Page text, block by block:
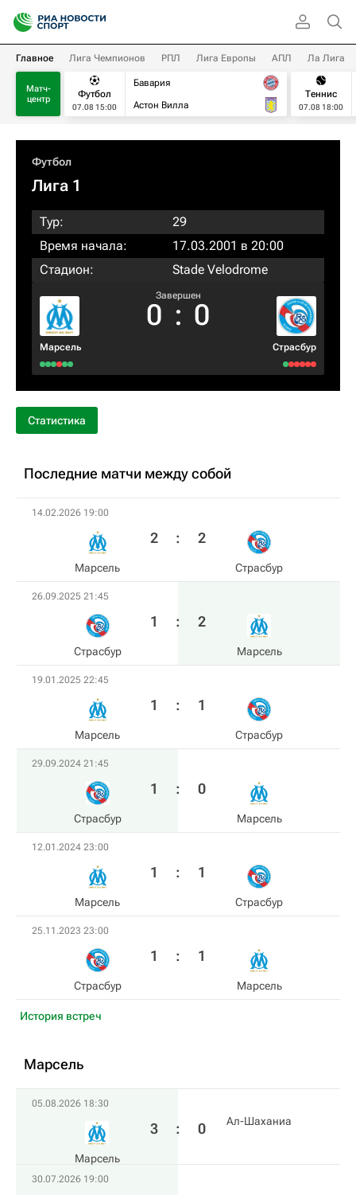
Главное Лига Чемпионов РПЛ Лига Европы АПЛ Ла Лига
Матч-
центр
Футбол
07.08 15:00
Бавария
Астон Вилла
Теннис
07.08 18:00
Футбол
Лига 1
Тур:
29
Время начала:
17.03.2001 в 20:00
Стадион:
Stade Velodrome
Марсель
Завершен
0 : 0
Страсбур
Статистика
Последние матчи между собой
14.02.2026 19:00
Марсель
2 : 2
Страсбур
26.09.2025 21:45
Страсбур
1 : 2
Марсель
19.01.2025 22:45
Марсель
1 : 1
Страсбур
29.09.2024 21:45
Страсбур
1 : 0
Марсель
12.01.2024 23:00
Марсель
1 : 1
Страсбур
25.11.2023 23:00
Страсбур
1 : 1
Марсель
История встреч
Марсель
05.08.2026 18:30
Марсель
3 : 0 Ал-Шаханиа
30.07.2026 19:00